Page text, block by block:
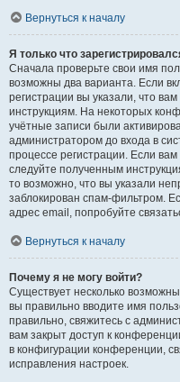
Вернуться к началу
Я только что
Сначала проверьте свои имя
возможны два варианта. Если
регистрации вы указали, что
инструкциям. На некоторых
учётные записи были
администратором до входа в
процессе регистрации. Если
следуйте полученным
то возможно, что вы указали
заблокирован спам-фильтром.
адрес email, попробуйте
Вернуться к началу
Почему я не могу войти?
Существует несколько
вы правильно вводите имя
правильно, свяжитесь с
вам закрыт доступ к
в конфигурации конференции,
исправления настроек.